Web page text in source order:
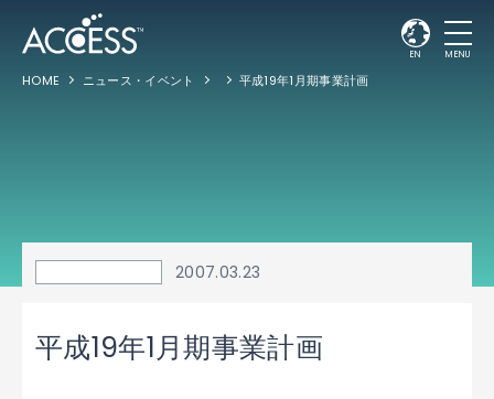
EN MENU
HOME ニュース・イベント 平成19年1月期事業計画
2007.03.23
平成19年1月期事業計画